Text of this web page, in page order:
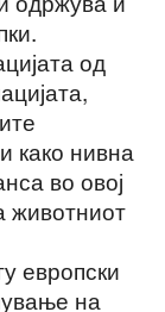
од
како нивна
во овој
животниот
европски
на